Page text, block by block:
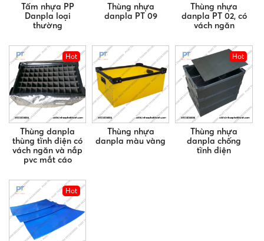
Tấm nhựa PP
Danpla loại
thường
Thùng nhựa
danpla PT 09
Thùng nhựa
danpla PT 02, có
vách ngăn
Hot
Thùng danpla
thùng tĩnh điện có
vách ngăn và nắp
pvc mắt cáo
Thùng nhựa
danpla màu vàng
Hot
Thùng nhựa
danpla chống
tĩnh điện
Hot